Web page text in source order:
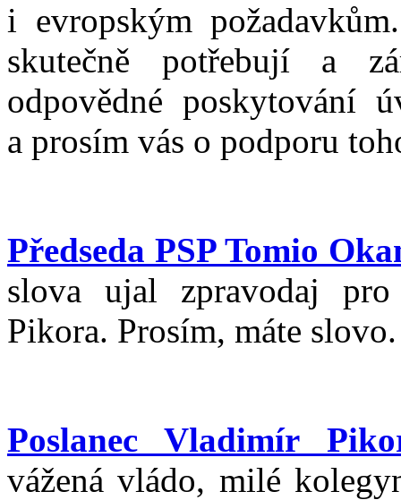
i evropským
skutečně potřebují a
odpovědné poskytování
a prosím vás o podporu
Předseda PSP Tomio
slova ujal zpravodaj
Pikora. Prosím, máte slovo.
Poslanec Vladimír
vážená vládo, milé